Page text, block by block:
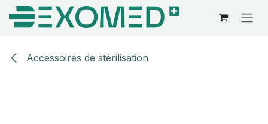
Se rendre au contenu
Accessoires de stérilisation